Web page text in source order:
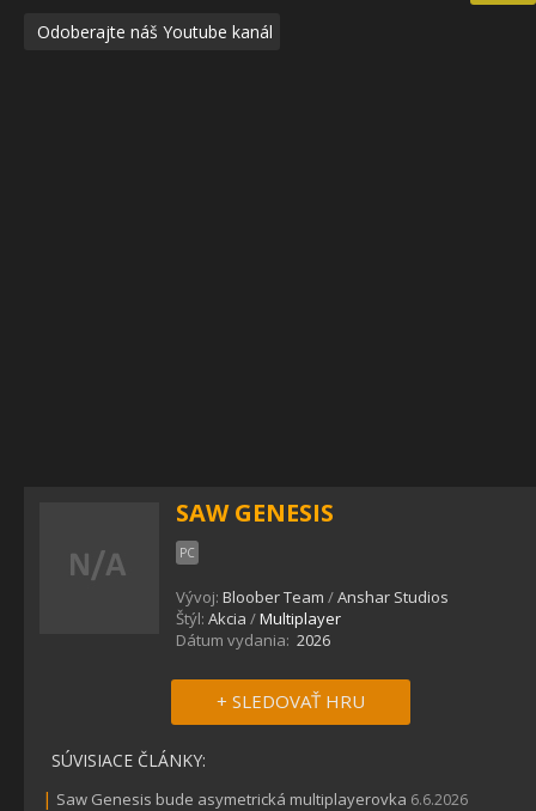
Odoberajte náš Youtube kanál
SAW GENESIS
PC
Vývoj: Bloober Team /Anshar Studios
Štýl: Akcia /Multiplayer
Dátum vydania: 2026
+ SLEDOVAŤ HRU
SÚVISIACE ČLÁNKY:
| Saw Genesis bude asymetrická multiplayerovka 6.6.2026